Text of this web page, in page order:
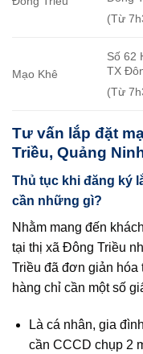
(Từ
Mạo Khê
Số 62
TX
(Từ
Tư vấn lắp đặt
Triều, Quảng
Thủ tục khi đăng ký
cần những gì?
Nhằm mang đến
tại thị xã Đông Triều
Triều đã đơn giản hóa
hàng chỉ cần một số
Là cá nhân, gia
cần CCCD chụp 2